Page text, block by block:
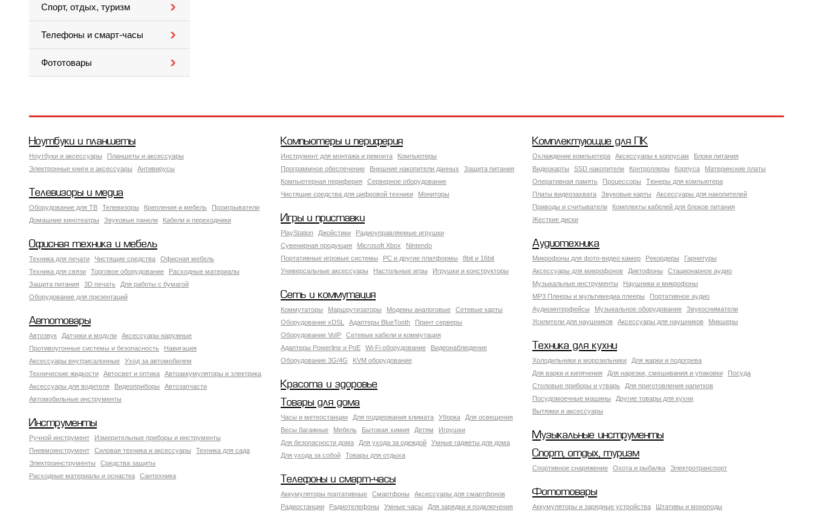
Спорт, отдых, туризм
Телефоны и смарт-часы
Фототовары
Ноутбуки и планшеты
Ноутбуки и аксессуары
Планшеты и аксессуары
Электронные книги и аксессуары
Антивирусы
Компьютеры и периферия
Инструмент для монтажа и ремонта
Компьютеры
Программное обеспечение
Внешние накопители данных
Защита питания
Компьютерная периферия
Серверное оборудование
Чистящие средства для цифровой техники
Мониторы
Комплектующие для ПК
Охлаждение компьютера Аксессуары к корпусам
Блоки питания
Видеокарты
SSD накопители Контроллеры Корпуса
Материнские платы
Оперативная память
Процессоры
Тюнеры для компьютера
Платы видеозахвата
Звуковые карты
Аксессуары для накопителей
Приводы и считыватели
Комплекты кабелей для блоков питания
Жесткие диски
Телевизоры и медиа
Оборудование для ТВ Телевизоры Крепления и мебель
Проигрыватели
Домашние кинотеатры
Звуковые панели Кабели и переходники Игры и приставки
PlayStation Джойстики
Радиоуправляемые игрушки
Сувенирная продукция
Microsoft Xbox
Nintendo
Портативные игровые системы
PC и другие платформы
8bit и 16bit
Универсальные аксессуары
Настольные игры Игрушки и конструкторы
Аудиотехника
Микрофоны для фото-видео камер Рекордеры
Гарнитуры
Аксессуары для микрофонов
Диктофоны
Стационарное аудио
Музыкальные инструменты
Наушники и микрофоны
MP3 Плееры и мультимедиа плееры
Портативное аудио
Аудиоинтерфейсы
Музыкальное оборудование
Звукосниматели
Усилители для наушников
Аксессуары для наушников Микшеры
Офисная техника и мебель
Техника для печати Чистящие средства
Офисная мебель
Техника для связи
Торговое оборудование
Расходные материалы
Защита питания
3D печать
Для работы с бумагой
Оборудование для презентаций
Сеть и коммутация
Коммутаторы Маршрутизаторы Модемы аналоговые
Сетевые карты
Оборудование xDSL
Адаптеры BlueTooth
Принт серверы
Оборудование VoIP
Сетевые кабели и коммутация
Адаптеры Powerline и PoE
Wi-Fi оборудование
Видеонаблюдение
Оборудование 3G/4G
KVM оборудование
Автотовары
Автозвук Датчики и модули
Аксессуары наружные
Противоугонные системы и безопасность
Навигация
Аксесcуары внутрисалонные
Уход за автомобилем
Технические жидкости
Автосвет и оптика
Автоаккумуляторы и электрика
Аксессуары для водителя
Видеоприборы
Автозапчасти
Автомобильные инструменты
Техника для кухни
Холодильники и морозильники
Для жарки и подогрева
Для варки и кипячения
Для нарезки, смешивания и упаковки
Посуда
Столовые приборы и утварь
Для приготовления напитков
Посудомоечные машины
Другие товары для кухни
Вытяжки и аксессуары
Красота и здоровье
Товары для дома
Часы и метеостанции Для поддержания климата Уборка
Для освещения
Весы багажные
Мебель Бытовая химия Детям
Игрушки
Для безопасности дома
Для ухода за одеждой
Умные гаджеты для дома
Для ухода за собой
Товары для отдыха
Инструменты
Ручной инструмент
Измерительные приборы и инструменты
Пневмоинструмент
Силовая техника и аксессуары
Техника для сада
Электроинструменты
Средства защиты
Расходные материалы и оснастка
Сантехника
Музыкальные инструменты
Спорт, отдых, туризм
Спортивное снаряжение Охота и рыбалка Электротранспорт
Телефоны и смарт-часы
Аккумуляторы портативные Смартфоны
Аксессуары для смартфонов
Радиостанции
Радиотелефоны Умные часы Для зарядки и подключения
Фототовары
Аккумуляторы и зарядные устройства Штативы и моноподы